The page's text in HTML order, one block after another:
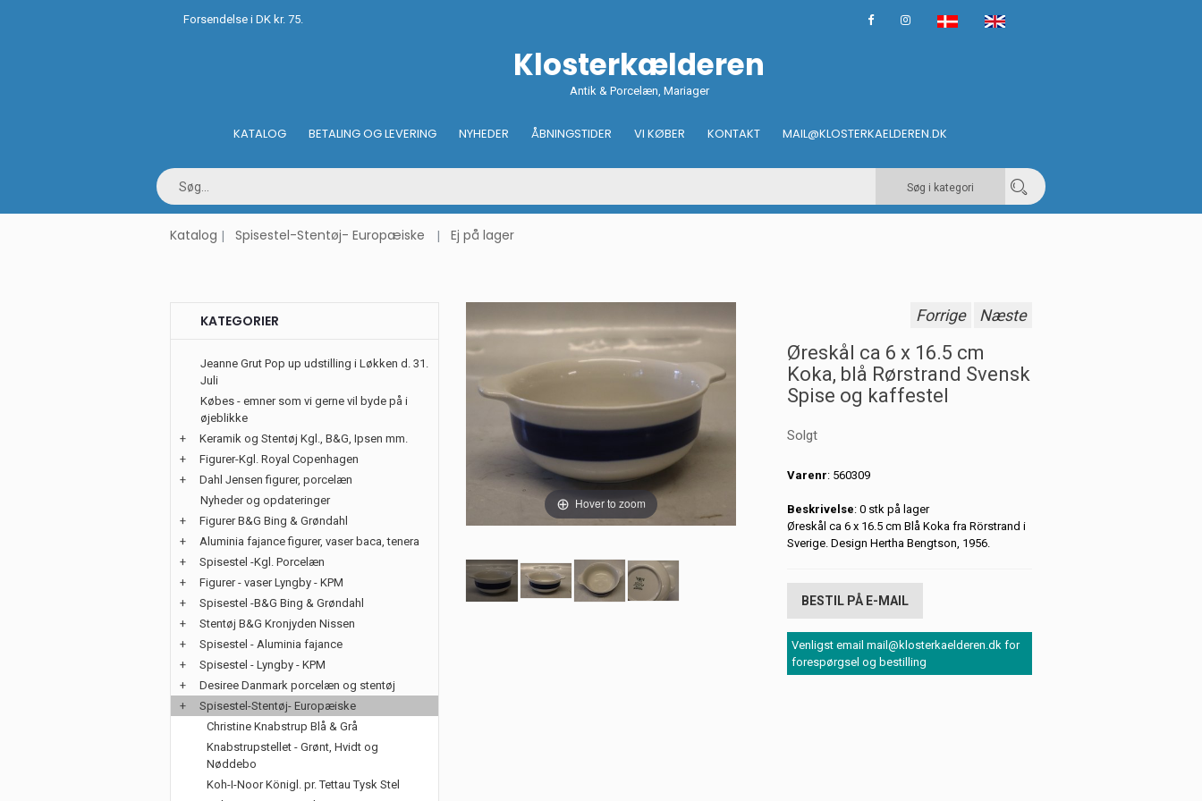
Forsendelse i DK kr. 75.
Klosterkælderen
Antik & Porcelæn, Mariager
KATALOG BETALING OG LEVERING NYHEDER ÅBNINGSTIDER VI KØBER KONTAKT MAIL@KLOSTERKAELDEREN.DK
Søg i kategori
Katalog Spisestel-Stentøj- Europæiske Ej på lager
KATEGORIER
Jeanne Grut Pop up udstilling i Løkken d. 31.
Juli
Købes - emner som vi gerne vil byde på i
øjeblikke
+
Keramik og Stentøj Kgl., B&G, Ipsen mm.
+
Figurer-Kgl. Royal Copenhagen
+
Dahl Jensen figurer, porcelæn
Nyheder og opdateringer
+
Figurer B&G Bing & Grøndahl
+
Aluminia fajance figurer, vaser baca, tenera
+
Spisestel -Kgl. Porcelæn
+
Figurer - vaser Lyngby - KPM
+
Spisestel -B&G Bing & Grøndahl
+
Stentøj B&G Kronjyden Nissen
+
Spisestel - Aluminia fajance
+
Spisestel - Lyngby - KPM
+
Desiree Danmark porcelæn og stentøj
+
Spisestel-Stentøj- Europæiske
Christine Knabstrup Blå & Grå
Knabstrupstellet - Grønt, Hvidt og
Nøddebo
Koh-I-Noor Königl. pr. Tettau Tysk Stel
Hover to zoom
Forrige Næste
Øreskål ca 6 x 16.5 cm
Koka, blå Rørstrand Svensk
Spise og kaffestel
Solgt
Varenr: 560309
Beskrivelse: 0 stk på lager
Øreskål ca 6 x 16.5 cm Blå Koka fra Rörstrand i
Sverige. Design Hertha Bengtson, 1956.
BESTIL PÅ E-MAIL
Venligst email mail@klosterkaelderen.dk for
forespørgsel og bestilling